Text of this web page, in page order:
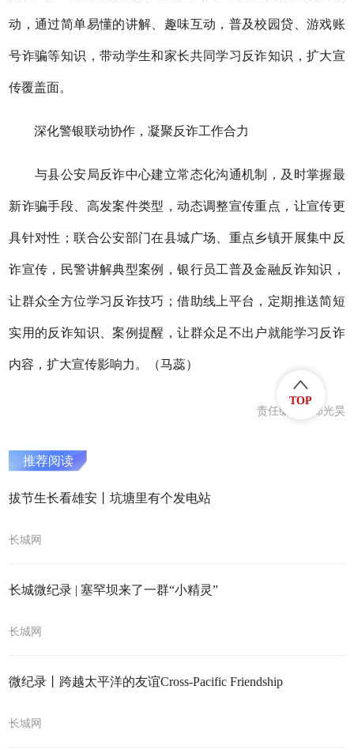
动，通过简单易懂的讲解、趣味互动，普及校园贷、游戏账
号诈骗等知识，带动学生和家长共同学习反诈知识，扩大宣
传覆盖面。
深化警银联动协作，凝聚反诈工作合力
与县公安局反诈中心建立常态化沟通机制，及时掌握最
新诈骗手段、高发案件类型，动态调整宣传重点，让宣传更
具针对性；联合公安部门在县城广场、重点乡镇开展集中反
诈宣传，民警讲解典型案例，银行员工普及金融反诈知识，
让群众全方位学习反诈技巧；借助线上平台，定期推送简短
实用的反诈知识、案例提醒，让群众足不出户就能学习反诈
内容，扩大宣传影响力。（马蕊）
责任编辑：郑光昊
推荐阅读
拔节生长看雄安丨坑塘里有个发电站
长城网
长城微纪录 | 塞罕坝来了一群“小精灵”
长城网
微纪录丨跨越太平洋的友谊Cross-Pacific Friendship
长城网
TOP